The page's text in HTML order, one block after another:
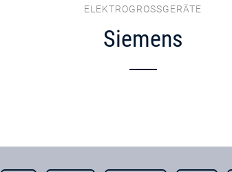
ELEKTROGROSSGERÄTE
Siemens